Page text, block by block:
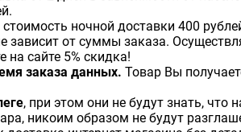
ночной доставки 400
зависит от суммы заказа.
на сайте 5% скидка!
заказа данных. Товар Вы
, при этом они не будут знать, что
никоим образом не будут